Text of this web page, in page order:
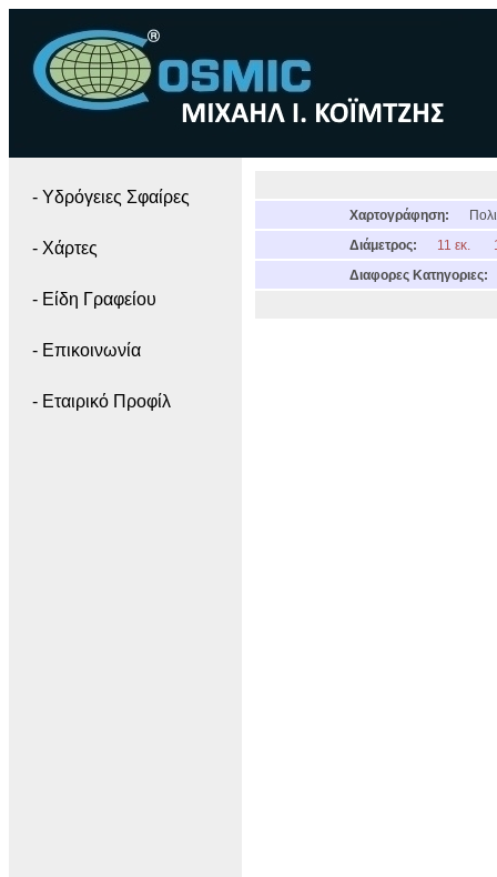
- Yδρόγειες Σφαίρες
- Χάρτες
- Είδη Γραφείου
- Επικοινωνία
- Εταιρικό Προφίλ
Χαρτογράφηση:
Διάμετρος:
11 εκ.
Διαφορες Κατηγοριες: